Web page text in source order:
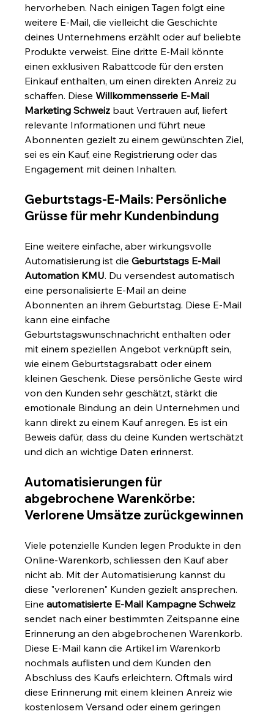
hervorheben. Nach einigen Tagen folgt eine
weitere E-Mail, die vielleicht die Geschichte
deines Unternehmens erzählt oder auf beliebte
Produkte verweist. Eine dritte E-Mail könnte
einen exklusiven Rabattcode für den ersten
Einkauf enthalten, um einen direkten Anreiz zu
schaffen. Diese Willkommensserie E-Mail
Marketing Schweiz baut Vertrauen auf, liefert
relevante Informationen und führt neue
Abonnenten gezielt zu einem gewünschten Ziel,
sei es ein Kauf, eine Registrierung oder das
Engagement mit deinen Inhalten.
Geburtstags-E-Mails: Persönliche
Grüsse für mehr Kundenbindung
Eine weitere einfache, aber wirkungsvolle
Automatisierung ist die Geburtstags E-Mail
Automation KMU. Du versendest automatisch
eine personalisierte E-Mail an deine
Abonnenten an ihrem Geburtstag. Diese E-Mail
kann eine einfache
Geburtstagswunschnachricht enthalten oder
mit einem speziellen Angebot verknüpft sein,
wie einem Geburtstagsrabatt oder einem
kleinen Geschenk. Diese persönliche Geste wird
von den Kunden sehr geschätzt, stärkt die
emotionale Bindung an dein Unternehmen und
kann direkt zu einem Kauf anregen. Es ist ein
Beweis dafür, dass du deine Kunden wertschätzt
und dich an wichtige Daten erinnerst.
Automatisierungen für
abgebrochene Warenkörbe:
Verlorene Umsätze zurückgewinnen
Viele potenzielle Kunden legen Produkte in den
Online-Warenkorb, schliessen den Kauf aber
nicht ab. Mit der Automatisierung kannst du
diese "verlorenen" Kunden gezielt ansprechen.
Eine automatisierte E-Mail Kampagne Schweiz
sendet nach einer bestimmten Zeitspanne eine
Erinnerung an den abgebrochenen Warenkorb.
Diese E-Mail kann die Artikel im Warenkorb
nochmals auflisten und dem Kunden den
Abschluss des Kaufs erleichtern. Oftmals wird
diese Erinnerung mit einem kleinen Anreiz wie
kostenlosem Versand oder einem geringen